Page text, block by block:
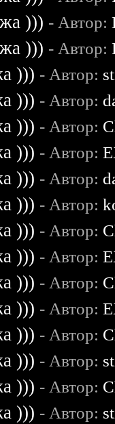
))) - Автор:
))) - Автор:
))) - Автор:
))) - Автор:
))) - Автор:
))) - Автор:
))) - Автор:
))) - Автор:
))) - Автор:
))) - Автор:
))) - Автор:
))) - Автор:
))) - Автор:
))) - Автор:
))) - Автор:
))) - Автор: